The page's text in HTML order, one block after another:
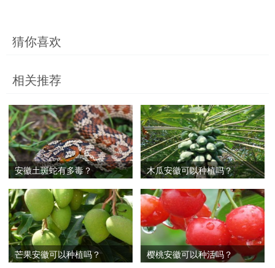
猜你喜欢
相关推荐
安徽土斑蛇有多毒？ 木瓜安徽可以种植吗？
芒果安徽可以种植吗？ 樱桃安徽可以种活吗？